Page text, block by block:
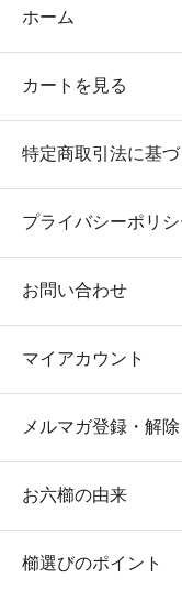
ホーム
カートを見る
特定商取引法に基
プライバシーポリシ
お問い合わせ
マイアカウント
メルマガ登録・解除
お六櫛の由来
櫛選びのポイント